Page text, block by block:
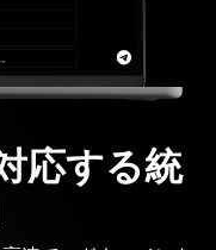
応する統